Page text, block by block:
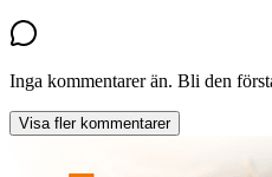
Inga kommentarer än. Bli den
Visa fler kommentarer